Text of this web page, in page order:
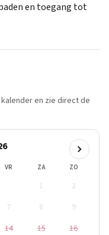
en toegang tot
en zie direct de
VR ZA ZO
1
2
7 8
9
14 15
16